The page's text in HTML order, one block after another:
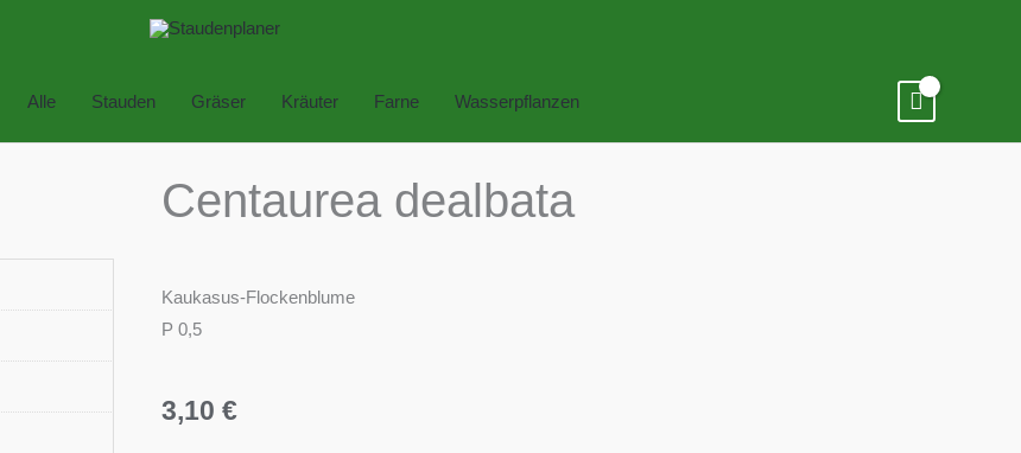
Alle Stauden Gräser Kräuter Farne Wasserpflanzen
Centaurea dealbata
Kaukasus-Flockenblume
P 0,5
3,10 €